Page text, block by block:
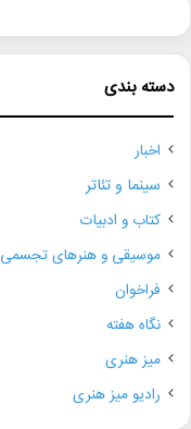
دسته بندی
اخبار
سینما و تئاتر
کتاب و ادبیات
موسیقی و هنرهای تجسمی
فراخوان
نگاه هفته
میز هنری
رادیو میز هنری